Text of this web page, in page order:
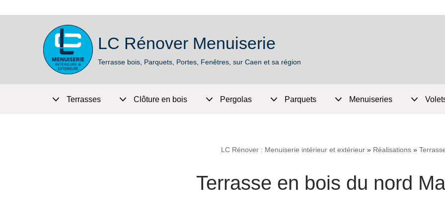
LC Rénover Menuiserie
Terrasse bois, Parquets, Portes, Fenêtres, sur Caen et sa région
Terrasses Clôture en bois Pergolas Parquets Menuiseries
LC Rénover : Menuiserie intérieur et extérieur » Réalisations »
Terrasse en bois du nord